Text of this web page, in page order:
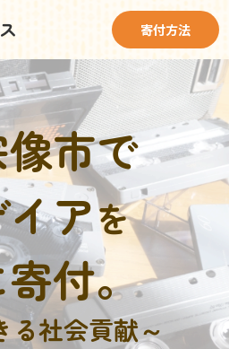
寄付方法
市で
アを
付。
る社会貢献～